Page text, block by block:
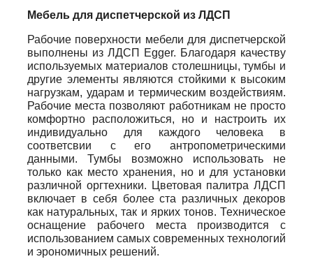
Мебель для диспетчерской из ЛДСП
Рабочие поверхности мебели для диспетчерской
выполнены из ЛДСП Egger. Благодаря качеству
используемых материалов столешницы, тумбы и
другие элементы являются стойкими к высоким
нагрузкам, ударам и термическим воздействиям.
Рабочие места позволяют работникам не просто
комфортно расположиться, но и настроить их
индивидуально для каждого человека в
соответсвии с его антропометрическими
данными. Тумбы возможно использовать не
только как место хранения, но и для установки
различной оргтехники. Цветовая палитра ЛДСП
включает в себя более ста различных декоров
как натуральных, так и ярких тонов. Техническое
оснащение рабочего места производится с
использованием самых современных технологий
и эрономичных решений.